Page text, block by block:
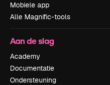
Mobiele app
Alle Magnific-tools
Aan de slag
Academy
Documentatie
Ondersteuning